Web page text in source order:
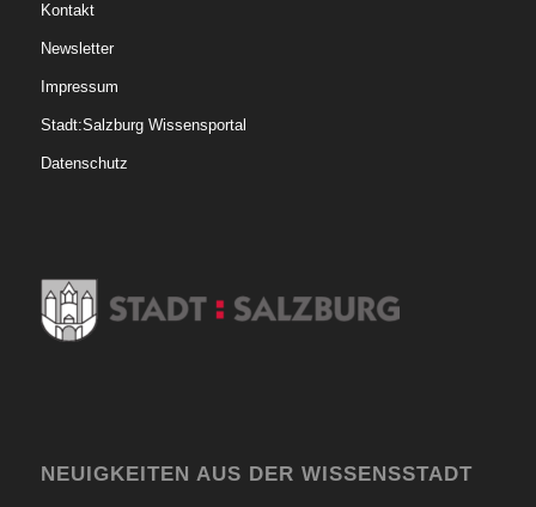
Kontakt
Newsletter
Impressum
Stadt:Salzburg Wissensportal
Datenschutz
NEUIGKEITEN AUS DER WISSENSSTADT